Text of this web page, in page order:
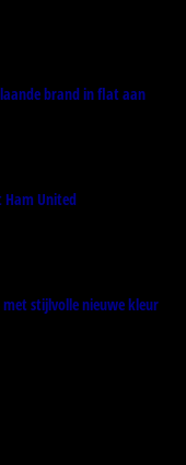
brand in flat aan
Ham United
met stijlvolle nieuwe kleur